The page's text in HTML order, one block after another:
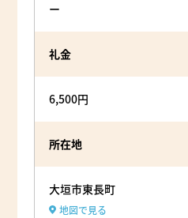
ー
礼金
6,500円
所在地
大垣市東長町
地図で見る